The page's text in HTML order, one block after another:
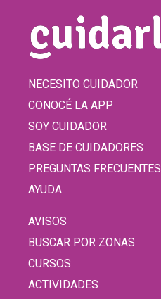
NECESITO CUIDADOR
CONOCÉ LA APP
SOY CUIDADOR
BASE DE CUIDADORES
PREGUNTAS FRECUENTES
AYUDA
AVISOS
BUSCAR POR ZONAS
CURSOS
ACTIVIDADES